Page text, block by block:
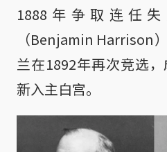
1888年争取连任
（Benjamin Harrison
兰在1892年再次竞选
新入主白宫。